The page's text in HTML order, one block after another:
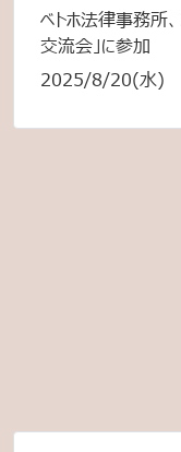
ベトホ法律事務所
交流会」に参加
2025/8/20(水)